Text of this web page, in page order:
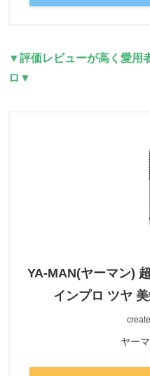
▼評価レビューが高く愛用
ロ▼
YA-MAN(ヤーマン)
インプロ ツヤ
ヤー